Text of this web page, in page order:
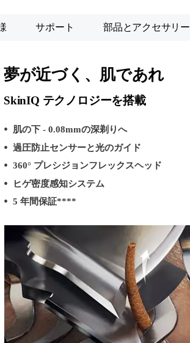
サポート 部品とアクセサリー
夢が近づく、肌であれ
SkinIQ テクノロジーを搭載
肌の下 - 0.08mmの深剃りへ
過圧防止センサーと光のガイド
360° プレシジョンフレックスヘッド
ヒゲ密度感知システム
5 年間保証****